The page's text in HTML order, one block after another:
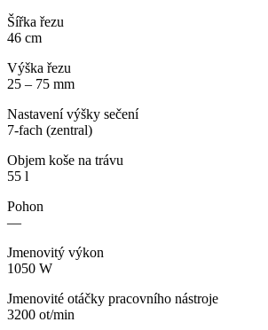
Šířka řezu
46 cm
Výška řezu
25 – 75 mm
Nastavení výšky sečení
7-fach (zentral)
Objem koše na trávu
55 l
Pohon
—
Jmenovitý výkon
1050 W
Jmenovité otáčky pracovního nástroje
3200 ot/min